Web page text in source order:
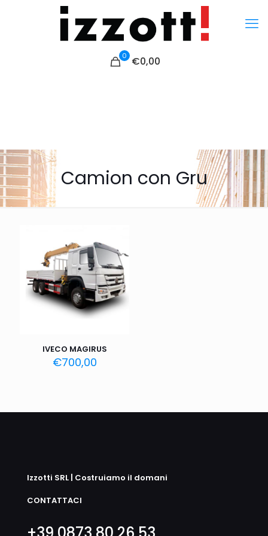
0 €0,00
Camion con Gru
IVECO MAGIRUS
€700,00
Izzotti SRL | Costruiamo il domani
CONTATTACI